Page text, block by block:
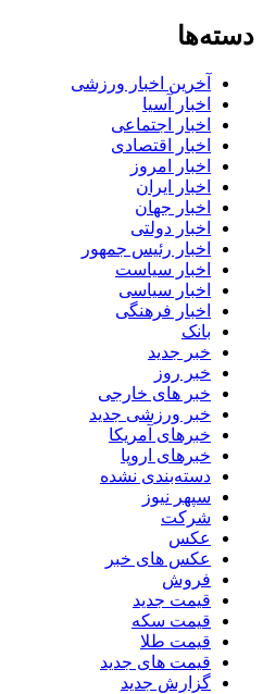
دسته‌ها
آخرین اخبار ورزشی
اخبار آسیا
اخبار اجتماعی
اخبار اقتصادی
اخبار امروز
اخبار ایران
اخبار جهان
اخبار دولتی
اخبار رئیس جمهور
اخبار سیاست
اخبار سیاسی
اخبار فرهنگی
بانک
خبر جدید
خبر روز
خبر های خارجی
خبر ورزشی جدید
خبرهای آمریکا
خبرهای اروپا
دسته‌بندی نشده
سپهر نیوز
شرکت
عکس
عکس های خبر
فروش
قیمت جدید
قیمت سکه
قیمت طلا
قیمت های جدید
گزارش جدید